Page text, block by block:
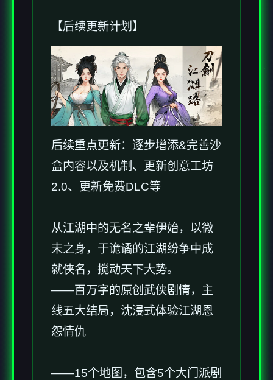
【后续更新计划】
后续重点更新：逐步增添&完善沙
盒内容以及机制、更新创意工坊
2.0、更新免费DLC等
从江湖中的无名之辈伊始，以微
末之身，于诡谲的江湖纷争中成
就侠名，搅动天下大势。
——百万字的原创武侠剧情，主
线五大结局，沈浸式体验江湖恩
怨情仇
——15个地图，包含5个大门派剧